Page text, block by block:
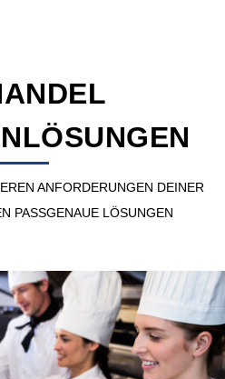
ANFORDERUNGEN DEINER
PASSGENAUE LÖSUNGEN